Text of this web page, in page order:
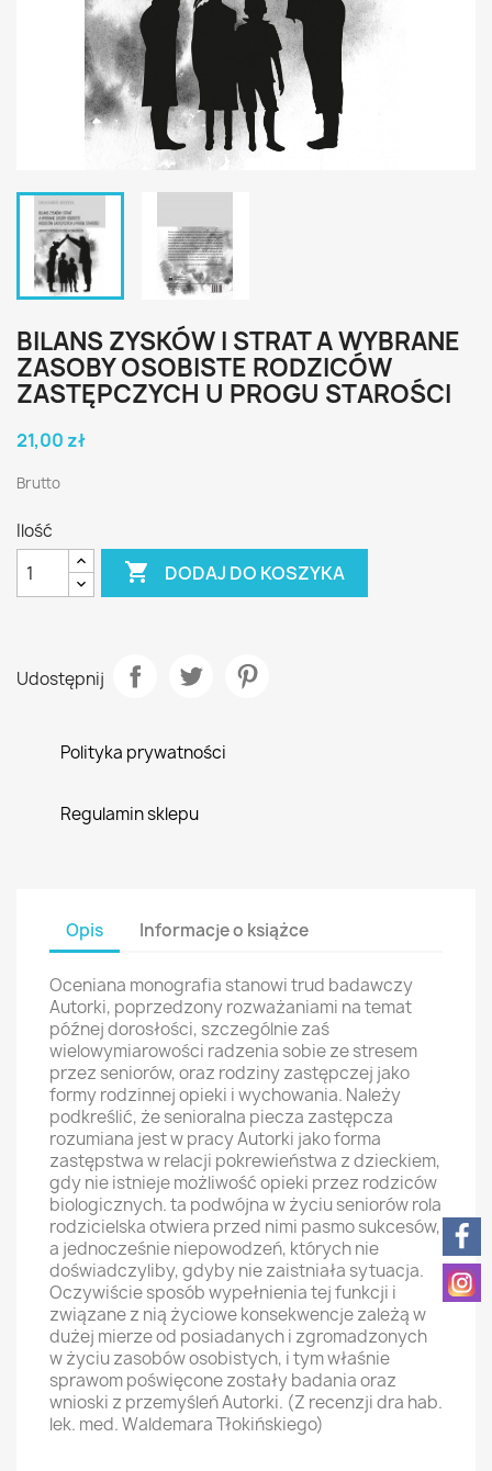
BILANS ZYSKÓW I STRAT A WYBRANE
ZASOBY OSOBISTE RODZICÓW
ZASTĘPCZYCH U PROGU STAROŚCI
21,00 zł
Brutto
Ilość
 DODAJ DO KOSZYKA
Udostępnij
Polityka prywatności
Regulamin sklepu
Opis Informacje o książce
Oceniana monografia stanowi trud badawczy
Autorki, poprzedzony rozważaniami na temat
późnej dorosłości, szczególnie zaś
wielowymiarowości radzenia sobie ze stresem
przez seniorów, oraz rodziny zastępczej jako
formy rodzinnej opieki i wychowania. Należy
podkreślić, że senioralna piecza zastępcza
rozumiana jest w pracy Autorki jako forma
zastępstwa w relacji pokrewieństwa z dzieckiem,
gdy nie istnieje możliwość opieki przez rodziców
biologicznych. ta podwójna w życiu seniorów rola
rodzicielska otwiera przed nimi pasmo sukcesów,
a jednocześnie niepowodzeń, których nie
doświadczyliby, gdyby nie zaistniała sytuacja.
Oczywiście sposób wypełnienia tej funkcji i
związane z nią życiowe konsekwencje zależą w
dużej mierze od posiadanych i zgromadzonych
w życiu zasobów osobistych, i tym właśnie
sprawom poświęcone zostały badania oraz
wnioski z przemyśleń Autorki. (Z recenzji dra hab.
lek. med. Waldemara Tłokińskiego)